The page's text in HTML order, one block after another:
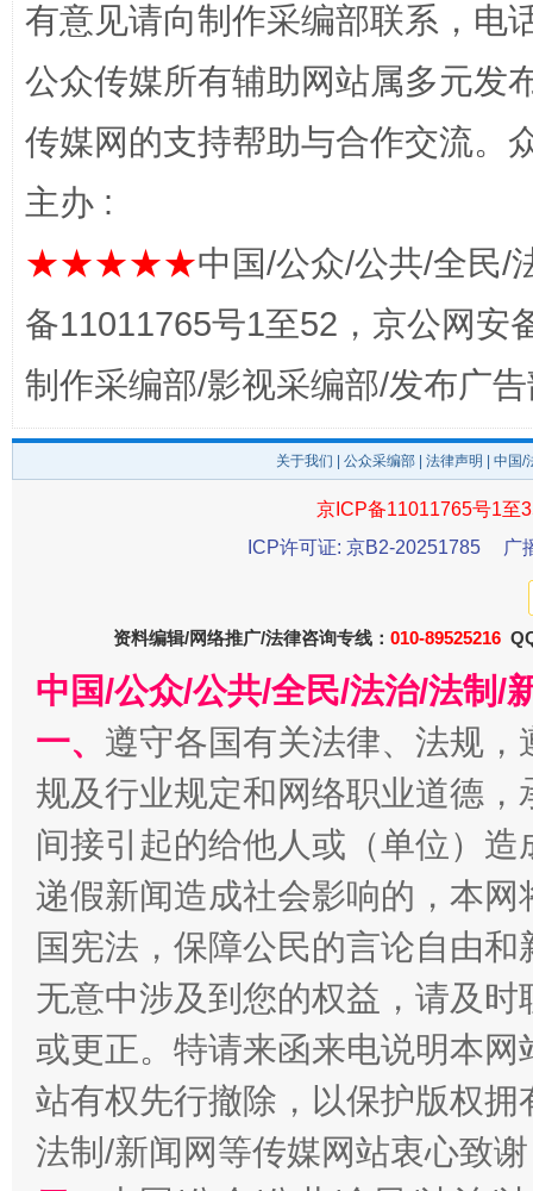
完善运行机制助力责任有效落实 一纸欠
东山县通报“牛蛙产品抗生素超标问题” 法
千年窑火 生生不息 一
揭开“小金库”的免责幌子
有意见请向制作采编部联系，电
公众传媒所有辅助网站属多元发
传媒网的支持帮助与合作交流。
主办 :
★★★★★中国/公众/公共/全民/
备11011765号1至52，京公网安
制作采编部/影视采编部/发布广
关于我们 公众采编部 法律声明 | 中国
京ICP备11011765号1至
ICP许可证: 京B2-20251785
广
资料编辑/网络推广/法律咨询专线： 010-89525216
中国/公众/公共/全民/法治/法制/
一、 遵守各国有关法律、法规
规及行业规定和网络职业道德
间接引起的给他人或（单位）
递假新闻造成社会影响的，本
国宪法，保障公民的言论自由
无意中涉及到您的权益，请及
或更正。特请来函来电说明本
站有权先行撤除，以保护版权
法制/新闻网等传媒网站衷心致